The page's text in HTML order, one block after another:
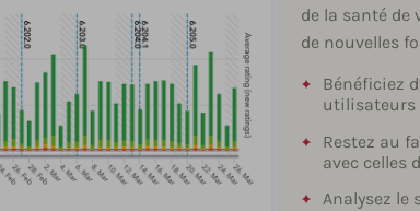
de la santé de
de nouvelles
Bénéficiez
utilisateurs
Restez au
avec celles
Analysez